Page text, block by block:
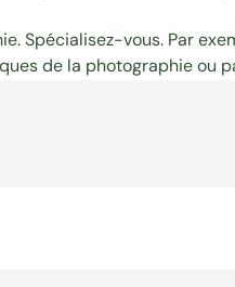
Spécialisez-vous. Par
de la photographie ou